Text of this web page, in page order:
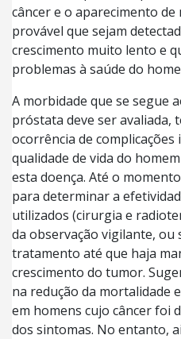
câncer e o aparecimento
provável que sejam
crescimento muito lento e
problemas à saúde do
A morbidade que se segue
próstata deve ser avaliada,
ocorrência de
qualidade de vida do
esta doença. Até o
para determinar a
utilizados (cirurgia e
da observação vigilante, ou
tratamento até que haja
crescimento do tumor.
na redução da mortalidade
em homens cujo câncer foi
dos sintomas. No entanto,